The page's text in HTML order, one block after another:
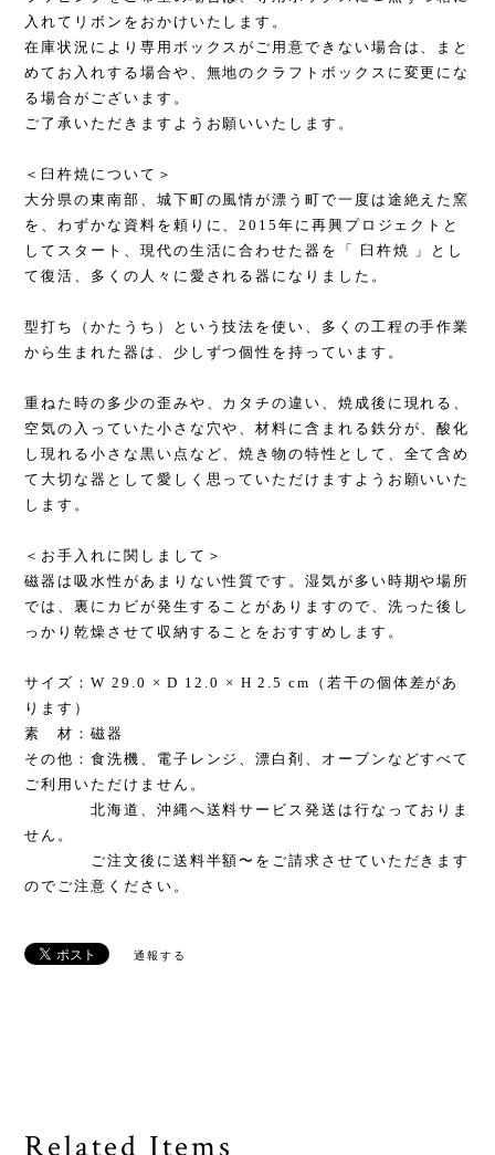
入れてリボンをおかけいたします。
在庫状況により専用ボックスがご用意できない場合は、まと
めてお入れする場合や、無地のクラフトボックスに変更にな
る場合がございます。
ご了承いただきますようお願いいたします。
＜臼杵焼について＞
大分県の東南部、城下町の風情が漂う町で一度は途絶えた窯
を、わずかな資料を頼りに、2015年に再興プロジェクトと
してスタート、現代の生活に合わせた器を「 臼杵焼 」とし
て復活、多くの人々に愛される器になりました。
型打ち（かたうち）という技法を使い、多くの工程の手作業
から生まれた器は、少しずつ個性を持っています。
重ねた時の多少の歪みや、カタチの違い、焼成後に現れる、
空気の入っていた小さな穴や、材料に含まれる鉄分が、酸化
し現れる小さな黒い点など、焼き物の特性として、全て含め
て大切な器として愛しく思っていただけますようお願いいた
します。
＜お手入れに関しまして＞
磁器は吸水性があまりない性質です。湿気が多い時期や場所
では、裏にカビが発生することがありますので、洗った後し
っかり乾燥させて収納することをおすすめします。
サイズ：W 29.0 × D 12.0 × H 2.5 cm（若干の個体差があ
ります）
素 材：磁器
その他：食洗機、電子レンジ、漂白剤、オーブンなどすべて
ご利用いただけません。
北海道、沖縄へ送料サービス発送は行なっておりま
せん。
ご注文後に送料半額〜をご請求させていただきます
のでご注意ください。
通報する